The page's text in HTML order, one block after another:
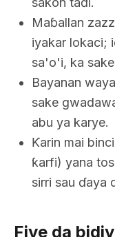
Maɓallan
iyakar lokaci;
sa'o'i, ka
Bayanan
sake
abu ya karye.
Ƙarin mai
ƙarfi) yana
sirri sau ɗaya
Fiye da